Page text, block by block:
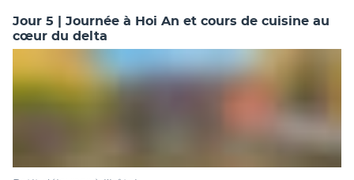
Jour 5 | Journée à Hoi An et cours de cuisine au
cœur du delta